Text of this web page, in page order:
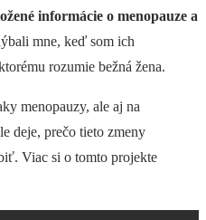
informácie o menopauze a
mne, keď som ich
rozumie bežná žena.
menopauzy, ale aj na
deje, prečo tieto zmeny
Viac si o tomto projekte